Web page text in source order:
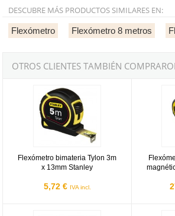
DESCUBRE MÁS PRODUCTOS SIMILARES EN:
Flexómetro Flexómetro 8 metros
OTROS CLIENTES TAMBIÉN
Flexómetro bimateria Tylon 3m
x 13mm Stanley
5,72 € IVA incl.